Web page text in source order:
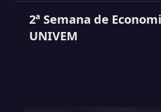
2ª Semana de
UNIVEM